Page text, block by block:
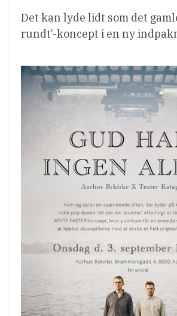
Det kan lyde lidt som det
rundt’-koncept i en ny